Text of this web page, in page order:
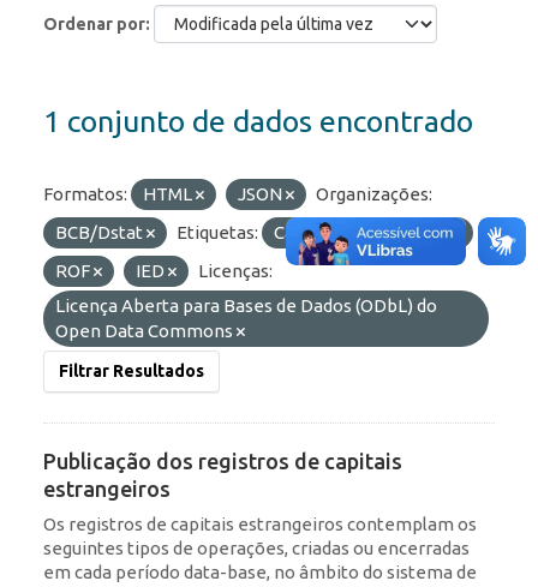
Ordenar por
1 conjunto de dados encontrado
Formatos: HTML JSON
Organizações:
BCB/Dstat
Etiquetas:
Capitais Estrangeiros
ROF
IED
Licenças:
Licença Aberta para Bases de Dados (ODbL) do
Open Data Commons
Filtrar Resultados
Publicação dos registros de capitais
estrangeiros
Os registros de capitais estrangeiros contemplam os
seguintes tipos de operações, criadas ou encerradas
em cada período data-base, no âmbito do sistema de